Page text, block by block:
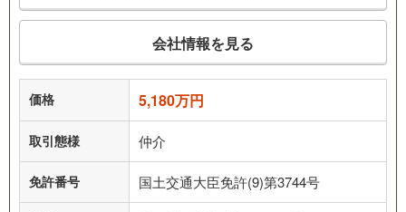
会社情報を見る
価格 5,180万円
取引態様 仲介
免許番号 国土交通大臣免許(9)第3744号